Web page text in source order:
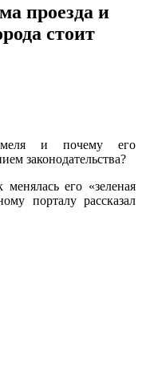
проезда и
стоит
и почему его
законодательства?
его «зеленая
порталу рассказал